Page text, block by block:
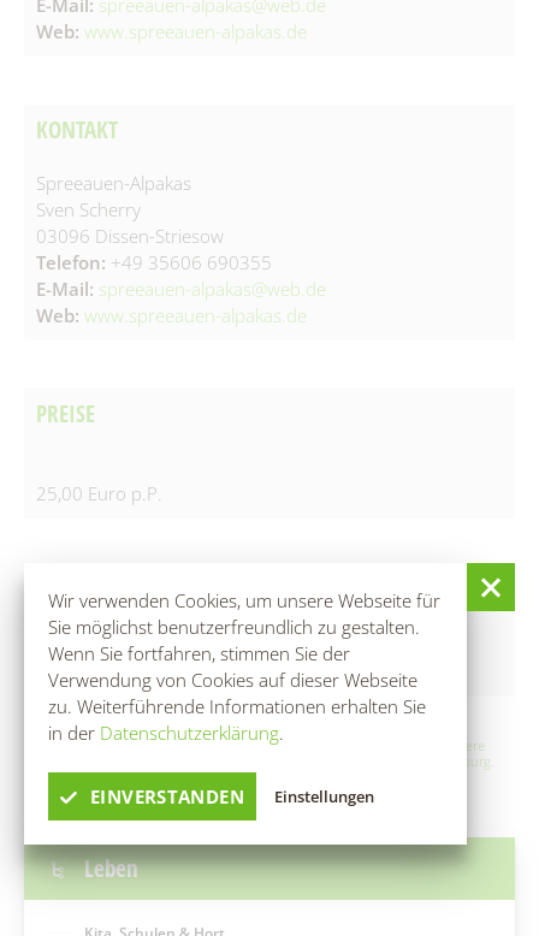
Fundtiere
Formularservice
Spielplätze
Wir verwenden Cookies, um unsere Webseite für
Sie möglichst benutzerfreundlich zu gestalten.
Wenn Sie fortfahren, stimmen Sie der
Verwendung von Cookies auf dieser Webseite
zu. Weiterführende Informationen erhalten Sie
in der Datenschutzerklärung.
EINVERSTANDEN Einstellungen
E-Mail: spreeauen-alpakas@web.de
Web: www.spreeauen-alpakas.de
KONTAKT
Spreeauen-Alpakas
Sven Scherry
03096 Dissen-Striesow
Telefon: +49 35606 690355
E-Mail: spreeauen-alpakas@web.de
Web: www.spreeauen-alpakas.de
PREISE
25,00 Euro p.P.
INFOS
Tickets im Vorverkauf und an der Abendkasse.
Anmeldung notwendig unter 035606 690355.
Ein Service der TMB Tourismus-Marketing Brandenburg GmbH:
Weitere
Informationen zu Reisen, Ausflügen und Veranstaltungen in Brandenburg.
Leben